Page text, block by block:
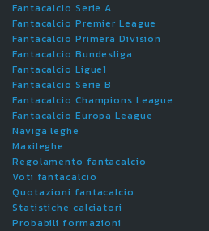
Fantacalcio Serie A
Fantacalcio Premier League
Fantacalcio Primera Division
Fantacalcio Bundesliga
Fantacalcio Ligue1
Fantacalcio Serie B
Fantacalcio Champions League
Fantacalcio Europa League
Naviga leghe
Maxileghe
Regolamento fantacalcio
Voti fantacalcio
Quotazioni fantacalcio
Statistiche calciatori
Probabili formazioni